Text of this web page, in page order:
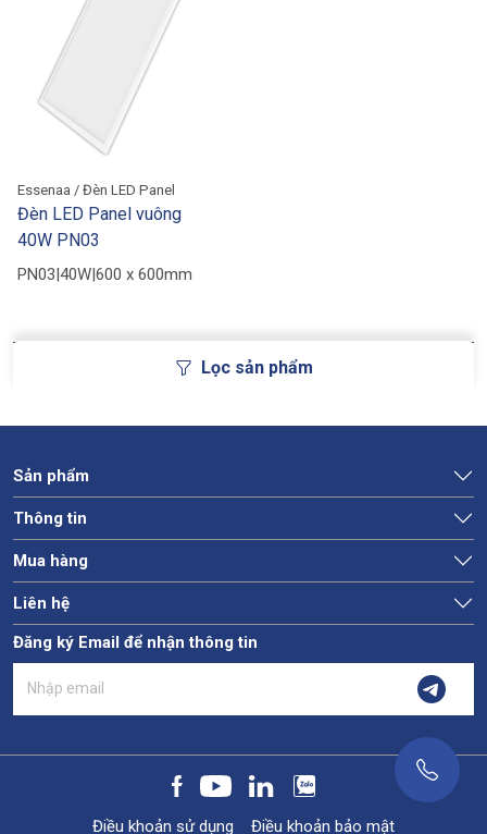
Lọc sản phẩm
Essenaa / Đèn LED Panel
Đèn LED Panel vuông
40W PN03
PN03|40W|600 x 600mm
Sản phẩm
Thông tin
Mua hàng
Liên hệ
Đăng ký Email để nhận thông tin
Điều khoản sử dụng Điều khoản bảo mật